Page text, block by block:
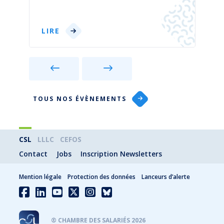
LIRE
TOUS NOS ÉVÈNEMENTS
CSL LLLC
CEFOS
Contact
Jobs Inscription Newsletters
® CHAMBRE DES SALARIÉS 2026
Mention légale Protection des données Lanceurs d’alerte